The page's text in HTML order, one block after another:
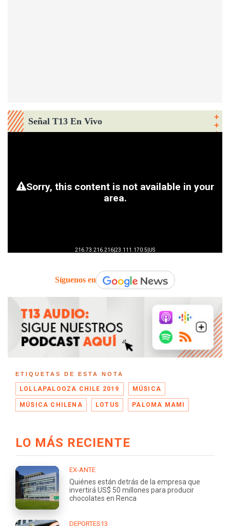
Señal T13 En Vivo
Síguenos en
ETIQUETAS DE ESTA NOTA
LOLLAPALOOZA CHILE 2019 MÚSICA
MÚSICA CHILENA LOTUS PALOMA MAMI
LO MÁS RECIENTE
EX-ANTE
Quiénes están detrás de la empresa que
invertirá US$ 50 millones para producir
chocolates en Renca
DEPORTES13